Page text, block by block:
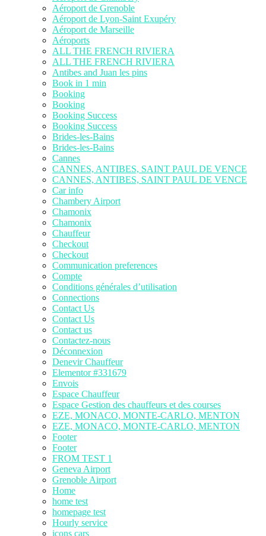
Aéroport de Grenoble
Aéroport de Lyon-Saint Exupéry
Aéroport de Marseille
Aéroports
ALL THE FRENCH RIVIERA
ALL THE FRENCH RIVIERA
Antibes and Juan les pins
Book in 1 min
Booking
Booking
Booking Success
Booking Success
Brides-les-Bains
Brides-les-Bains
Cannes
CANNES, ANTIBES, SAINT PAUL DE VENCE
CANNES, ANTIBES, SAINT PAUL DE VENCE
Car info
Chambery Airport
Chamonix
Chamonix
Chauffeur
Checkout
Checkout
Communication preferences
Compte
Conditions générales d’utilisation
Connections
Contact Us
Contact Us
Contact us
Contactez-nous
Déconnexion
Denevir Chauffeur
Elementor #331679
Envois
Espace Chauffeur
Espace Gestion des chauffeurs et des courses
EZE, MONACO, MONTE-CARLO, MENTON
EZE, MONACO, MONTE-CARLO, MENTON
Footer
Footer
FROM TEST 1
Geneva Airport
Grenoble Airport
Home
home test
homepage test
Hourly service
icons cars